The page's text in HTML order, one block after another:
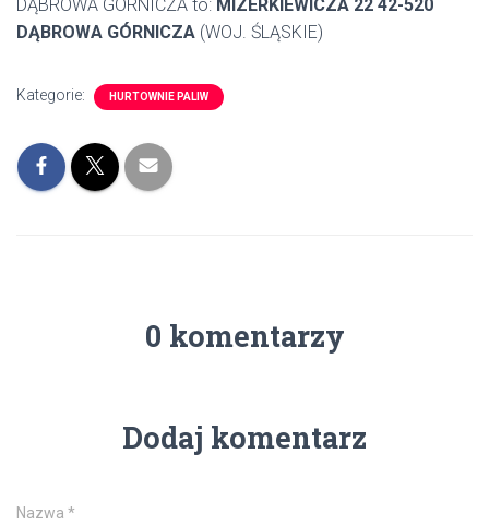
DĄBROWA GÓRNICZA to: MIZERKIEWICZA 22 42-520
DĄBROWA GÓRNICZA (WOJ. ŚLĄSKIE)
Kategorie: HURTOWNIE PALIW
0 komentarzy
Dodaj komentarz
Nazwa *